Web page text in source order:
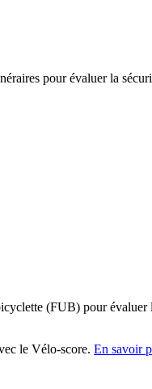
pour évaluer la
(FUB) pour
le Vélo-score. En savoir